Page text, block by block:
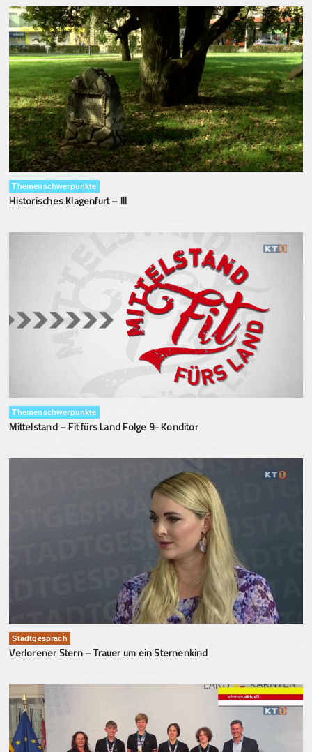
Themenschwerpunkte
Historisches Klagenfurt – III
Themenschwerpunkte
Mittelstand – Fit fürs Land Folge 9- Konditor
Stadtgespräch
Verlorener Stern – Trauer um ein Sternenkind